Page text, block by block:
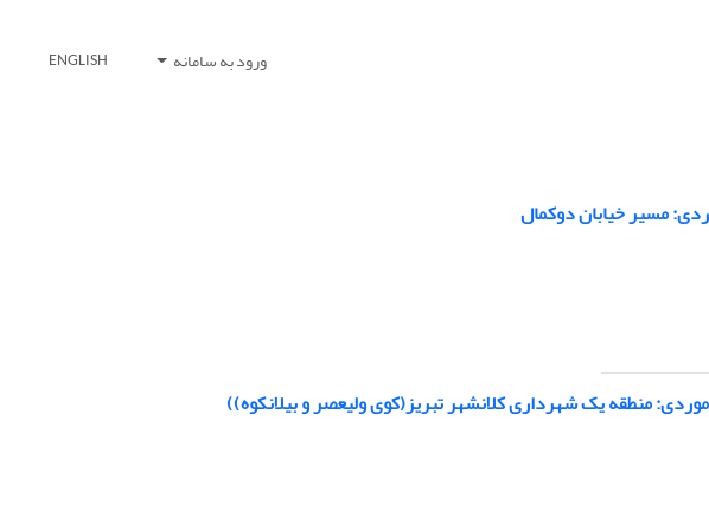
ورود به سامانه ENGLISH
مسیر خیابان دوکمال
منطقه یک شهرداری کلانشهر تبریز(کوی ولیعصر و بیلانکوه))